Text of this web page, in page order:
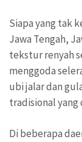
Siapa yang tak
Jawa Tengah,
tekstur renyah
menggoda
ubi jalar dan
tradisional
Di beberapa